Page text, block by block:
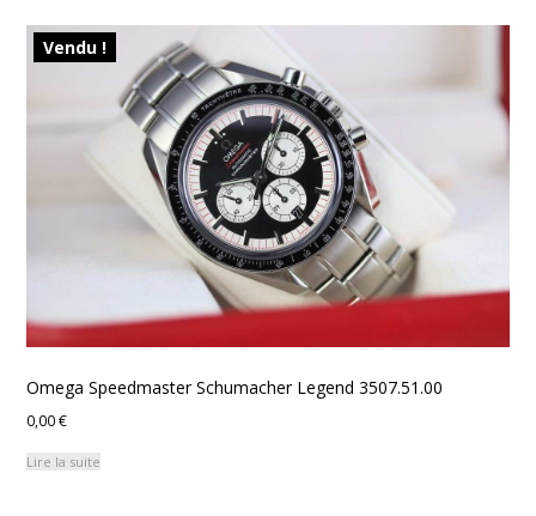
Vendu !
Omega Speedmaster Schumacher Legend 3507.51.00
0,00€
Lire la suite